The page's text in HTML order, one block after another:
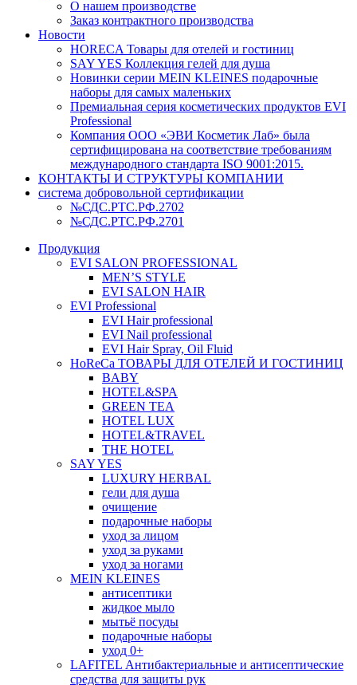
О нашем производстве
Заказ контрактного производства
Новости
HORECA Товары для отелей и гостиниц
SAY YES Коллекция гелей для душа
Новинки серии MEIN KLEINES подарочные
наборы для самых маленьких
Премиальная серия косметических продуктов EVI
Professional
Компания ООО «ЭВИ Косметик Лаб» была
сертифицирована на соответствие требованиям
международного стандарта ISO 9001:2015.
КОНТАКТЫ И СТРУКТУРЫ КОМПАНИИ
система добровольной сертификации
№СДС.РТС.РФ.2702
№СДС.РТС.РФ.2701
Продукция
EVI SALON PROFESSIONAL
MEN’S STYLE
EVI SALON HAIR
EVI Professional
EVI Hair professional
EVI Nail professional
EVI Hair Spray, Oil Fluid
HoReCa ТОВАРЫ ДЛЯ ОТЕЛЕЙ И ГОСТИНИЦ
BABY
HOTEL&SPA
GREEN TEA
HOTEL LUX
HOTEL&TRAVEL
THE HOTEL
SAY YES
LUXURY HERBAL
гели для душа
очищение
подарочные наборы
уход за лицом
уход за руками
уход за ногами
MEIN KLEINES
антисептики
жидкое мыло
мытьё посуды
подарочные наборы
уход 0+
LAFITEL Антибактериальные и антисептические
средства для защиты рук